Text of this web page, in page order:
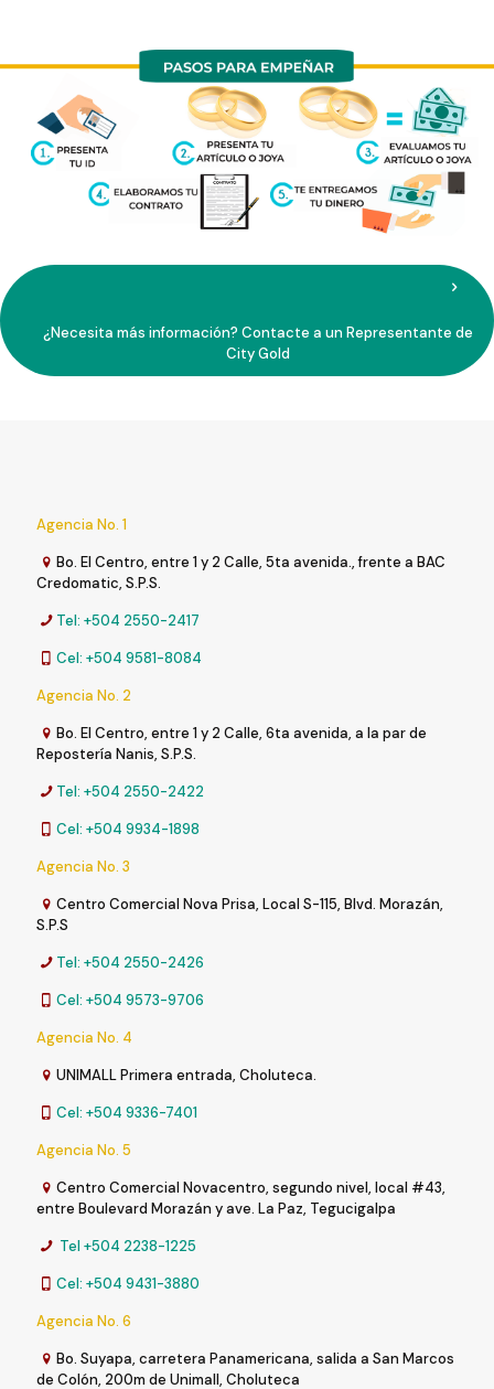
¿Necesita más información? Contacte a un Representante de
City Gold
Agencia No. 1
Bo. El Centro, entre 1 y 2 Calle, 5ta avenida., frente a BAC
Credomatic, S.P.S.
Tel: +504 2550-2417
Cel: +504 9581-8084
Agencia No. 2
Bo. El Centro, entre 1 y 2 Calle, 6ta avenida, a la par de
Repostería Nanis, S.P.S.
Tel: +504 2550-2422
Cel: +504 9934-1898
Agencia No. 3
Centro Comercial Nova Prisa, Local S-115, Blvd. Morazán,
S.P.S
Tel: +504 2550-2426
Cel: +504 9573-9706
Agencia No. 4
UNIMALL Primera entrada, Choluteca.
Cel: +504 9336-7401
Agencia No. 5
Centro Comercial Novacentro, segundo nivel, local #43,
entre Boulevard Morazán y ave. La Paz, Tegucigalpa
Tel +504 2238-1225
Cel: +504 9431-3880
Agencia No. 6
Bo. Suyapa, carretera Panamericana, salida a San Marcos
de Colón, 200m de Unimall, Choluteca